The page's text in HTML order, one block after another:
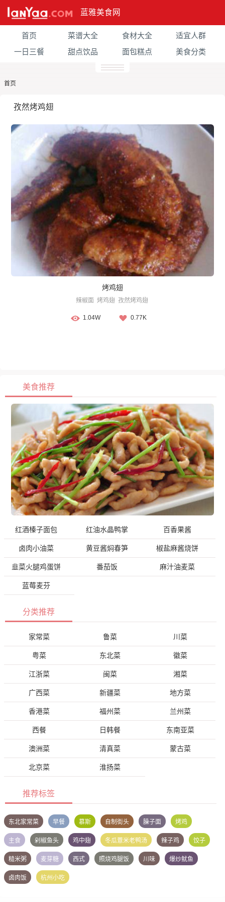
蓝雅美食网
首页 菜谱大全 食材大全
适宜人群
一日三餐
甜点饮品 面包糕点 美食分类
首页
孜然烤鸡翅
烤鸡翅
辣椒面 烤鸡翅 孜然烤鸡翅
1.04W 0.77K
美食推荐
红酒榛子面包 红油水晶鸭掌 百香果酱
卤肉小油菜 黄豆酱焖春笋 椒盐麻酱烧饼
韭菜火腿鸡蛋饼 番茄饭 麻汁油麦菜
蓝莓麦芬
分类推荐
家常菜 鲁菜 川菜
粤菜 东北菜 徽菜
江浙菜 闽菜 湘菜
广西菜 新疆菜 地方菜
香港菜 福州菜 兰州菜
西餐 日韩餐 东南亚菜
澳洲菜 清真菜 蒙古菜
北京菜 淮扬菜
推荐标签
东北家常菜 早餐 慕斯 自制街头 臊子面 烤鸡
主食 剁椒鱼头 鸡中翅 冬瓜薏米老鸭汤 辣子鸡 饺子
糙米粥 麦芽糖 西式 照烧鸡腿饭 川味 爆炒鱿鱼
卤肉饭 杭州小吃